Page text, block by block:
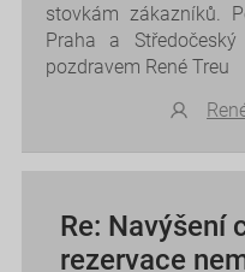
stovkám zákazníků.
Praha a
pozdravem René Treu
Re: Navýšení
rezervace